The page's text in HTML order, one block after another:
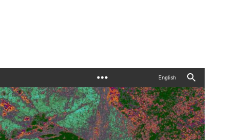
English